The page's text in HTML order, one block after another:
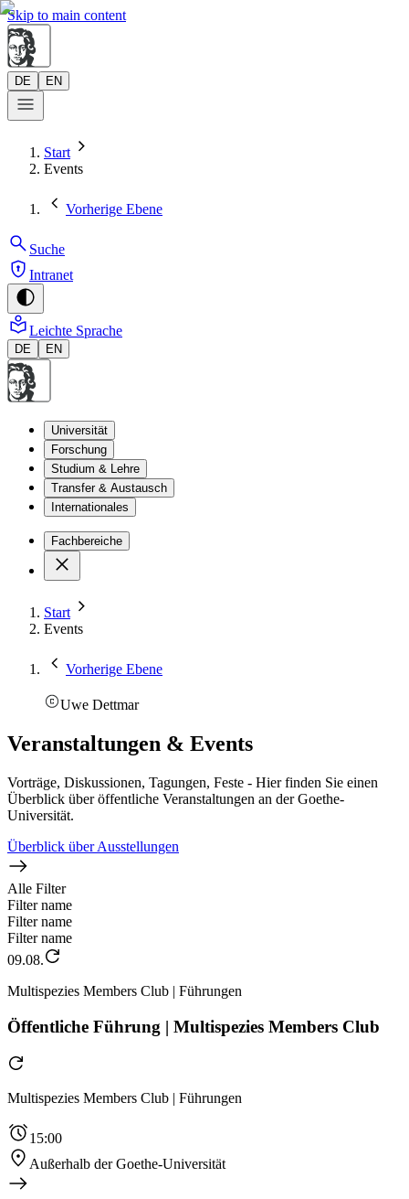
Skip to main content
DE EN
Start
Events
Vorherige Ebene
Suche
Intranet
Leichte Sprache
DE EN
Universität
Forschung
Studium & Lehre
Transfer & Austausch
Internationales
Fachbereiche
Start
Events
Vorherige Ebene
Uwe Dettmar
Veranstaltungen & Events
Vorträge, Diskussionen, Tagungen, Feste - Hier finden Sie einen
Überblick über öffentliche Veranstaltungen an der Goethe-
Universität.
Überblick über Ausstellungen
Alle Filter
Filter name
Filter name
Filter name
09.08.
Multispezies Members Club | Führungen
Öffentliche Führung | Multispezies Members Club
Multispezies Members Club | Führungen
15:00
Außerhalb der Goethe-Universität